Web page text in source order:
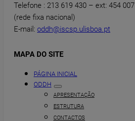
Telefone : 213 619 430 – ext: 454 007
(rede fixa nacional)
E-mail: oddh@iscsp.ulisboa.pt
MAPA DO SITE
PÁGINA INICIAL
ODDH
APRESENTAÇÃO
ESTRUTURA
CONTACTOS